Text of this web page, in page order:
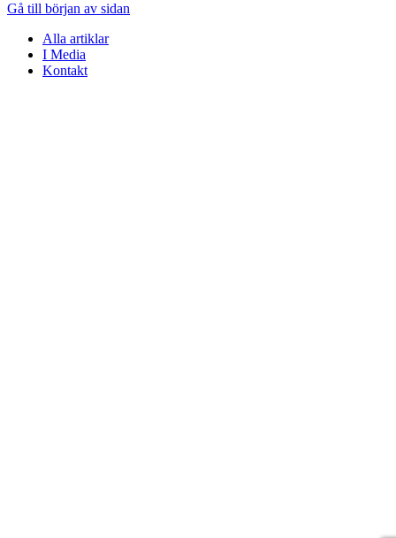
Gå till början av sidan
Alla artiklar
I Media
Kontakt